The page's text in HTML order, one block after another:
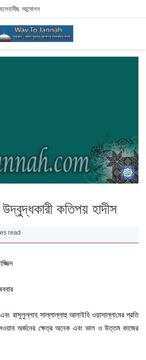
এবং তাদেরকে হত্যা করার বিধান
কতিপয় হাদীস
read
রাসূলুল্লাহ সাল্লাল্লাহু আলাইহি ওয়াসাল্লা­মের প্রতি
অর্জনের ক্ষেত্র অনেক এবং ভাল ও উত্তম কাজের